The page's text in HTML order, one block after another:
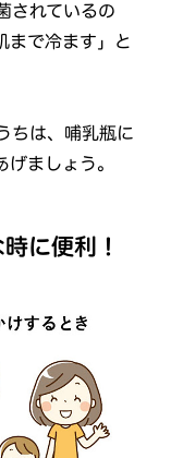
されているの
まで冷ます」と
ちは、哺乳瓶に
ましょう。
に便利！